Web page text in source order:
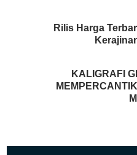
Rilis Harga
KALIGRAFI